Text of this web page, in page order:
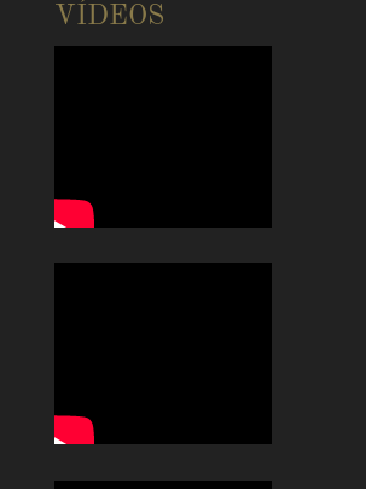
VÍDEOS